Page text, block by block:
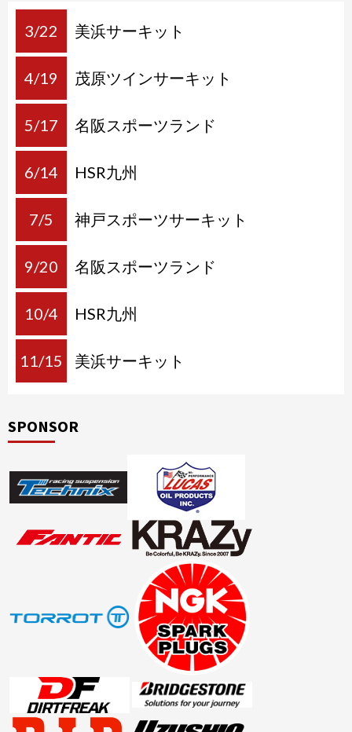
3/22 美浜サーキット
4/19 茂原ツインサーキット
5/17 名阪スポーツランド
6/14 HSR九州
7/5 神戸スポーツサーキット
9/20 名阪スポーツランド
10/4 HSR九州
11/15 美浜サーキット
SPONSOR